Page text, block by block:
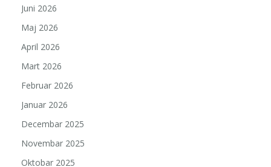
Juni 2026
Maj 2026
April 2026
Mart 2026
Februar 2026
Januar 2026
Decembar 2025
Novembar 2025
Oktobar 2025